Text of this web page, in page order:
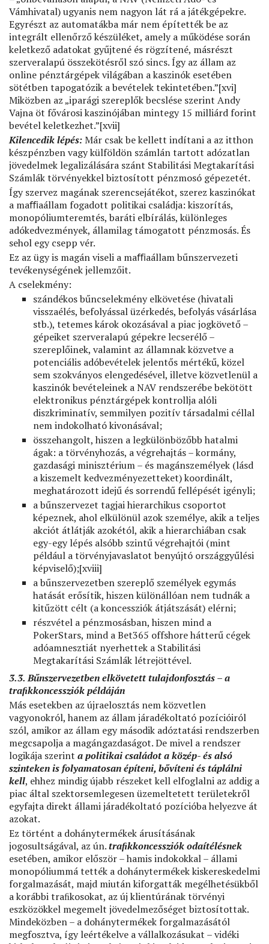
Vámhivatal) ugyanis nem nagyon lát rá a játékgépekre.
Egyrészt az automatákba már nem építették be az
integrált ellenőrző készüléket, amely a működése során
keletkező adatokat gyűjtené és rögzítené, másrészt
szerveralapú összekötésről szó sincs. Így az állam az
online pénztárgépek világában a kaszinók esetében
sötétben tapogatózik a bevételek tekintetében.”[xvi]
Miközben az „iparági szereplők becslése szerint Andy
Vajna öt fővárosi kaszinójában mintegy 15 milliárd forint
bevétel keletkezhet.”[xvii]
Kilencedik lépés:Már csak be kellett indítani a az itthon
készpénzben vagy külföldön számlán tartott adózatlan
jövedelmek legalizálására szánt Stabilitási Megtakarítási
Számlák törvényekkel biztosított pénzmosó gépezetét.
Így szervez magának szerencsejátékot, szerez kaszinókat
a maﬃaállam fogadott politikai családja: kiszorítás,
monopóliumteremtés, baráti elbírálás, különleges
adókedvezmények, államilag támogatott pénzmosás. És
sehol egy csepp vér.
Ez az ügy is magán viseli a maﬃaállam bűnszervezeti
tevékenységének jellemzőit.
A cselekmény:
szándékos bűncselekmény elkövetése (hivatali
visszaélés, befolyással üzérkedés, befolyás vásárlása
stb.), tetemes károk okozásával a piac jogkövető –
gépeiket szerveralapú gépekre lecserélő –
szereplőinek, valamint az államnak közvetve a
potenciális adóbevételek jelentős mértékű, közel
sem szokványos elengedésével, illetve közvetlenül a
kaszinók bevételeinek a NAV rendszerébe bekötött
elektronikus pénztárgépek kontrollja alóli
diszkriminatív, semmilyen pozitív társadalmi céllal
nem indokolható kivonásával;
összehangolt, hiszen a legkülönbözőbb hatalmi
ágak: a törvényhozás, a végrehajtás – kormány,
gazdasági minisztérium – és magánszemélyek (lásd
a kiszemelt kedvezményezetteket) koordinált,
meghatározott idejű és sorrendű fellépését igényli;
a bűnszervezet tagjai hierarchikus csoportot
képeznek, ahol elkülönül azok személye, akik a teljes
akciót átlátják azokétól, akik a hierarchiában csak
egy-egy lépés alsóbb szintű végrehajtói (mint
például a törvényjavaslatot benyújtó országgyűlési
képviselő);[xviii]
a bűnszervezetben szereplő személyek egymás
hatását erősítik, hiszen különállóan nem tudnák a
kitűzött célt (a koncessziók átjátszását) elérni;
részvétel a pénzmosásban, hiszen mind a
PokerStars, mind a Bet365 offshore hátterű cégek
adóamnesztiát nyerhettek a Stabilitási
Megtakarítási Számlák létrejöttével.
3.3. Bűnszervezetben elkövetett tulajdonfosztás – a
traﬁkkoncessziók példáján
Más esetekben az újraelosztás nem közvetlen
vagyonokról, hanem az állam járadékoltató pozícióiról
szól, amikor az állam egy második adóztatási rendszerben
megcsapolja a magángazdaságot. De mivel a rendszer
logikája szerint a politikai családot a közép- és alsó
szinteken is folyamatosan építeni, bővíteni és táplálni
kell, ehhez mindig újabb részeket kell elfoglalni az addig a
piac által szektorsemlegesen üzemeltetett területekről
egyfajta direkt állami járadékoltató pozícióba helyezve át
azokat.
Ez történt a dohánytermékek árusításának
jogosultságával, az ún.traﬁkkoncessziók odaítélésnek
esetében, amikor először – hamis indokokkal – állami
monopóliummá tették a dohánytermékek kiskereskedelmi
forgalmazását, majd miután kiforgatták megélhetésükből
a korábbi traﬁkosokat, az új klientúrának törvényi
eszközökkel megemelt jövedelmezőséget biztosítottak.
Mindeközben – a dohánytermékek forgalmazásától
megfosztva, így leértékelve a vállalkozásukat – vidéki